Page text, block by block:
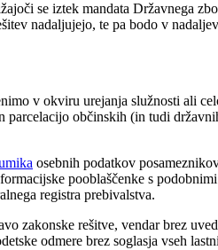
se iztek mandata Državnega
nadaljujejo, te pa bodo v
v okviru urejanja služnosti ali
občinskih (in tudi
osebnih podatkov
pooblaščenke s
registra prebivalstva.
zakonske rešitve, vendar brez
odmere brez soglasja vseh